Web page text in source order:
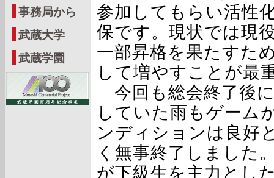
事務局から
武蔵大学
武蔵学園
参加してもらい活性
保です。現状では現
一部昇格を果たすた
して増やすことが最
今回も総会終了後
していた雨もゲーム
ンディションは良好
く無事終了しました
が下級生を主力とし